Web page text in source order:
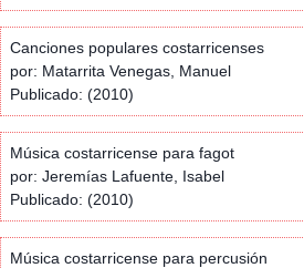
Canciones populares costarricenses
por: Matarrita Venegas, Manuel
Publicado: (2010)
Música costarricense para fagot
por: Jeremías Lafuente, Isabel
Publicado: (2010)
Música costarricense para percusión